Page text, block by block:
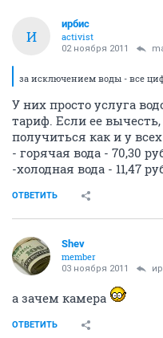
И
ирбис
activist
02 ноября 2011
за исключением воды - все
У них просто услуга
тариф. Если ее
получиться как и у всех
- горячая вода - 70,30
-холодная вода - 11,47
ОТВЕТИТЬ
Shev
member
03 ноября 2011
а зачем камера
ОТВЕТИТЬ